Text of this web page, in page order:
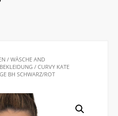
/ WÄSCHE AND
BEKLEIDUNG / CURVY KATE
BH SCHWARZ/ROT